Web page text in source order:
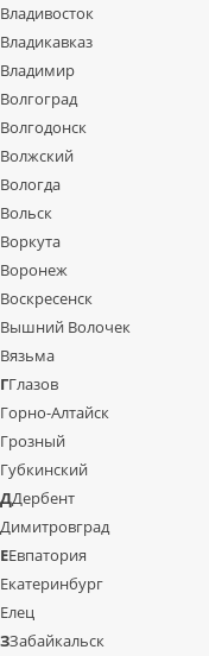
Владивосток
Владикавказ
Владимир
Волгоград
Волгодонск
Волжский
Вологда
Вольск
Воркута
Воронеж
Воскресенск
Вышний Волочек
Вязьма
ГГлазов
Горно-Алтайск
Грозный
Губкинский
ДДербент
Димитровград
ЕЕвпатория
Екатеринбург
Елец
ЗЗабайкальск